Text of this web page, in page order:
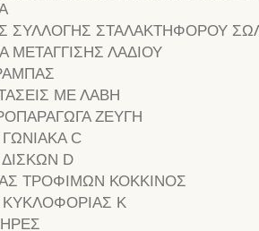
ΣΥΛΛΟΓΗΣ ΣΤΑΛΑΚΤΗΦΟΡΟΥ
ΜΕΤΑΓΓΙΣΗΣ ΛΑΔΙΟΥ
ΜΕ ΛΑΒΗ
ΖΕΥΓΗ
C
ΔΙΣΚΩΝ D
ΤΡΟΦΙΜΩΝ ΚΟΚΚΙΝΟΣ
ΚΥΚΛΟΦΟΡΙΑΣ Κ